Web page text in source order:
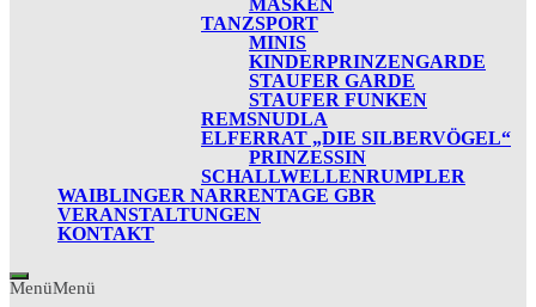
MASKEN
TANZSPORT
MINIS
KINDERPRINZENGARDE
STAUFER GARDE
STAUFER FUNKEN
REMSNUDLA
ELFERRAT „DIE SILBERVÖGEL“
PRINZESSIN
SCHALLWELLENRUMPLER
WAIBLINGER NARRENTAGE GBR
VERANSTALTUNGEN
KONTAKT
MenüMenü